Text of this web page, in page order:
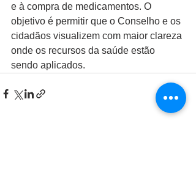
e à compra de medicamentos. O
objetivo é permitir que o Conselho e os
cidadãos visualizem com maior clareza
onde os recursos da saúde estão
sendo aplicados.